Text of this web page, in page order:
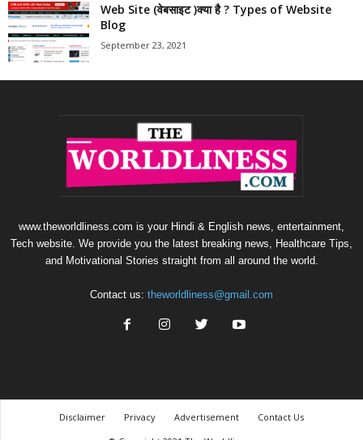
Web Site (वेबसाइट )क्या है ? Types of Website
Blog
September 23, 2021
www.theworldliness.com is your Hindi & English news, entertainment,
Tech website. We provide you the latest breaking news, Healthcare Tips,
and Motivational Stories straight from all around the world.
Contact us: theworldliness@gmail.com
Disclaimer Privacy Advertisement
Contact Us